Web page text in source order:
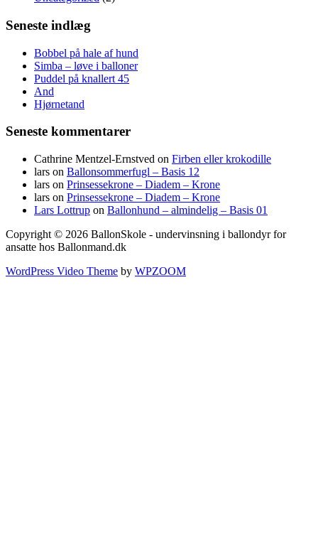
Seneste indlæg
Bobbel på hale af hund
Simba – løve i balloner
Puddel på knallert 45
And
Hjørnetand
Seneste kommentarer
Cathrine Mentzel-Ernstved on Firben eller krokodille
lars on Ballonsommerfugl – Basis 12
lars on Prinsessekrone – Diadem – Krone
lars on Prinsessekrone – Diadem – Krone
Lars Lottrup on Ballonhund – almindelig – Basis 01
Copyright © 2026 BallonSkole - undervinsning i ballondyr for
ansatte hos Ballonmand.dk
WordPress Video Theme by WPZOOM